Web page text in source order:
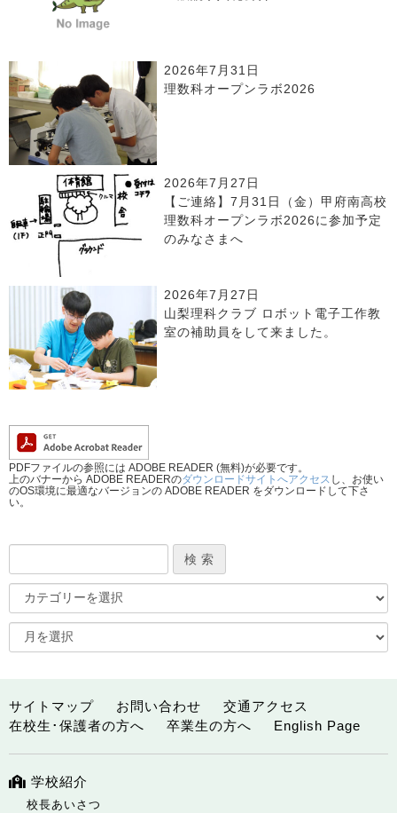
2026年7月31日
理数科オープンラボ2026
2026年7月27日
【ご連絡】7月31日（金）甲府南高校
理数科オープンラボ2026に参加予定
のみなさまへ
2026年7月27日
山梨理科クラブ ロボット電子工作教
室の補助員をして来ました。
PDFファイルの参照には ADOBE READER (無料)が必要です。
上のバナーから ADOBE READERのダウンロードサイトへアクセス し、お使い
のOS環境に最適なバージョンの ADOBE READER をダウンロードして下さ
い。
サイトマップ お問い合わせ
交通アクセス
在校生･保護者の方へ
卒業生の方へ English Page
学校紹介
校長あいさつ